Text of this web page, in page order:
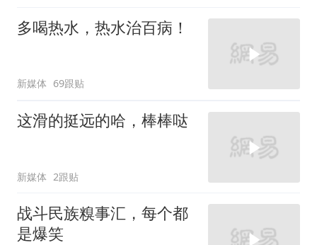
多喝热水，热水治百病！
新媒体 69跟贴
这滑的挺远的哈，棒棒哒
新媒体 2跟贴
战斗民族糗事汇，每个都
是爆笑